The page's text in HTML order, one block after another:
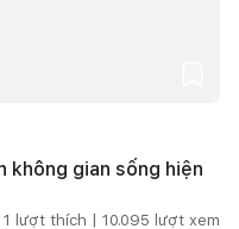
không gian sống hiện
1 lượt thích | 10.095 lượt xem